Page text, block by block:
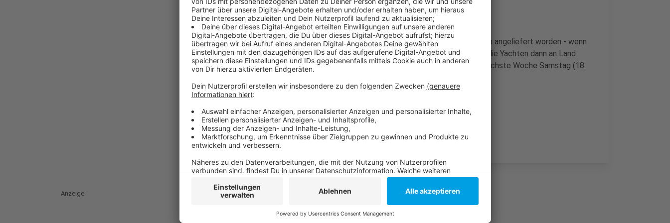
Anzeige
Seit 6 Uhr läuft die Ablade-Aktion: Die Schiffe sind über den Rhein angeliefert worden - wenn
es hell ist, wird eine Schiffsbrücke gebaut - gegen 11 Uhr sollen die Yachten dann an Land
gezogen und in ihre Hallen gebracht werden. Die BOOT startet nächste Woche Samstag (18.
Anzeige
Anzeige